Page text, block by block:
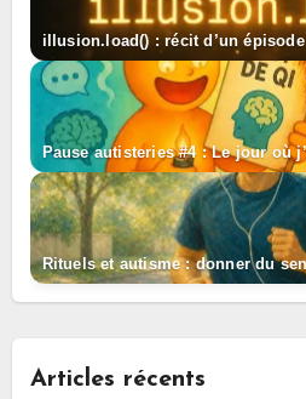
illusion.load() : récit d’un
Pause autisteries #4 : Le jour où
Rituels et autisme : donner du
Articles récents